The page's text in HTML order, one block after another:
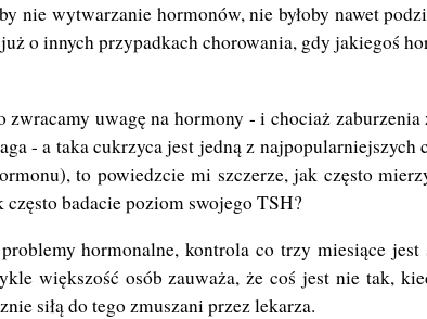
nie wytwarzanie hormonów, nie byłoby nawet
o innych przypadkach chorowania, gdy jakiegoś
uwagę na hormony - i chociaż
- a taka cukrzyca jest jedną z najpopularniejszych
to powiedzcie mi szczerze, jak często
badacie poziom swojego TSH?
hormonalne, kontrola co trzy miesiące jest
większość osób zauważa, że coś jest nie tak,
siłą do tego zmuszani przez lekarza.